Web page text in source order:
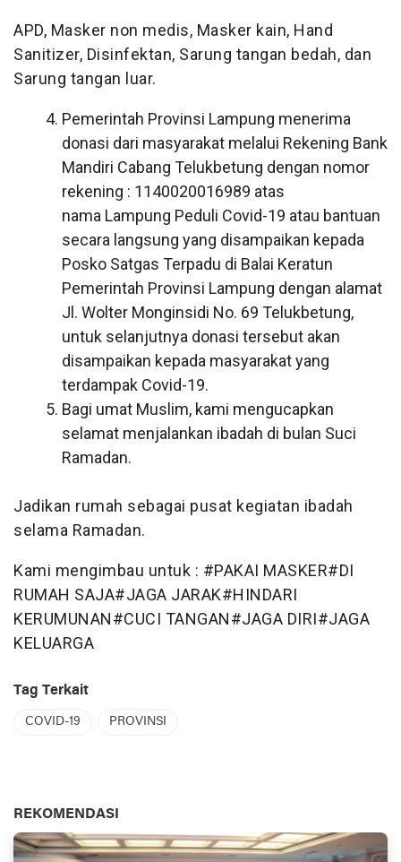
APD, Masker non medis, Masker kain, Hand
Sanitizer, Disinfektan, Sarung tangan bedah, dan
Sarung tangan luar.
Pemerintah Provinsi Lampung menerima
donasi dari masyarakat melalui Rekening Bank
Mandiri Cabang Telukbetung dengan nomor
rekening : 1140020016989 atas
nama Lampung Peduli Covid-19 atau bantuan
secara langsung yang disampaikan kepada
Posko Satgas Terpadu di Balai Keratun
Pemerintah Provinsi Lampung dengan alamat
Jl. Wolter Monginsidi No. 69 Telukbetung,
untuk selanjutnya donasi tersebut akan
disampaikan kepada masyarakat yang
terdampak Covid-19.
Bagi umat Muslim, kami mengucapkan
selamat menjalankan ibadah di bulan Suci
Ramadan.
Jadikan rumah sebagai pusat kegiatan ibadah
selama Ramadan.
Kami mengimbau untuk : #PAKAI MASKER#DI
RUMAH SAJA#JAGA JARAK#HINDARI
KERUMUNAN#CUCI TANGAN#JAGA DIRI#JAGA
KELUARGA
Tag Terkait
COVID-19 PROVINSI
REKOMENDASI